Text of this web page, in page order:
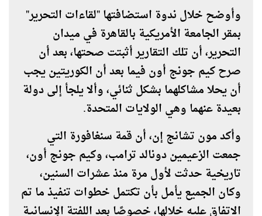
وأوضح خلال ندوة استضافتها "لقاءات التحرير"
بمقر الجامعة الأمريكية بالقاهرة في ميدان
التحرير، أن تلك التقارير أثبتت صحتها، بعد أن
صرح كيم جونج أون فيما بعد أن الكوريتين يجب
أن يحلا مشاكلهما بشكل ثنائي، وألا يلجأ إلى دولة
بعيدة عنهما وهي الولايات المتحدة.
وأكد مون تشانج إن، أن قمة سنغافورة التي
جمعت الزعيمين دونالد ترامب، وكيم جونج أون،
تاريخية حدثت لأول مرة منذ عشرات السنين،
وكان الجميع يأمل بأن تكتمل خطوات تنفيذ ما تم
الاتفاق عليه خلالها، خصوصًا بعد اللفتة الإنسانية